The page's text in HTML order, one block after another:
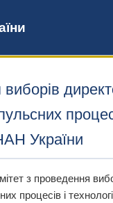
України
з проведення
процесів і